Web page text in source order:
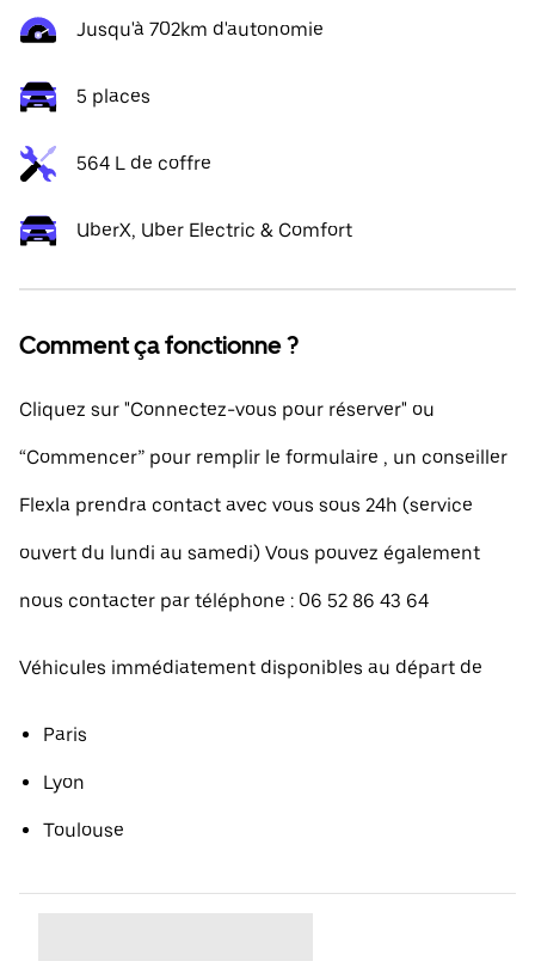
Jusqu'à 702km d'autonomie
5 places
564 L de coffre
UberX, Uber Electric & Comfort
Comment ça fonctionne ?
Cliquez sur "Connectez-vous pour réserver" ou
“Commencer” pour remplir le formulaire , un conseiller
Flexla prendra contact avec vous sous 24h (service
ouvert du lundi au samedi) Vous pouvez également
nous contacter par téléphone : 06 52 86 43 64
Véhicules immédiatement disponibles au départ de
Paris
Lyon
Toulouse